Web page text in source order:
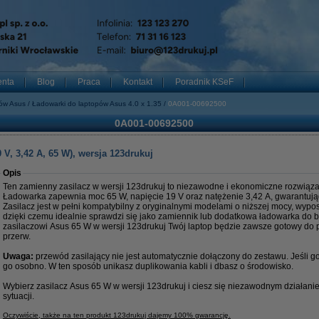
Blog Praca Kontakt Poradnik KSeF
Asus Ładowarki do laptopów Asus 4.0 x 1.35 0A001-00692500
0A001-00692500
3,42 A, 65 W), wersja 123drukuj
Opis
Ten zamienny zasilacz w wersji 123drukuj to niezawodne i ekonomiczne
Ładowarka zapewnia moc 65 W, napięcie 19 V oraz natężenie 3,42 A,
Zasilacz jest w pełni kompatybilny z oryginalnymi modelami o niższej mocy,
dzięki czemu idealnie sprawdzi się jako zamiennik lub dodatkowa ładowarka do
zasilaczowi Asus 65 W w wersji 123drukuj Twój laptop będzie zawsze gotowy do
przerw.
Uwaga: przewód zasilający nie jest automatycznie dołączony do zestawu. Jeśli
go osobno. W ten sposób unikasz duplikowania kabli i dbasz o środowisko.
Wybierz zasilacz Asus 65 W w wersji 123drukuj i ciesz się niezawodnym
sytuacji.
Oczywiście, także na ten produkt 123drukuj dajemy 100% gwarancję.